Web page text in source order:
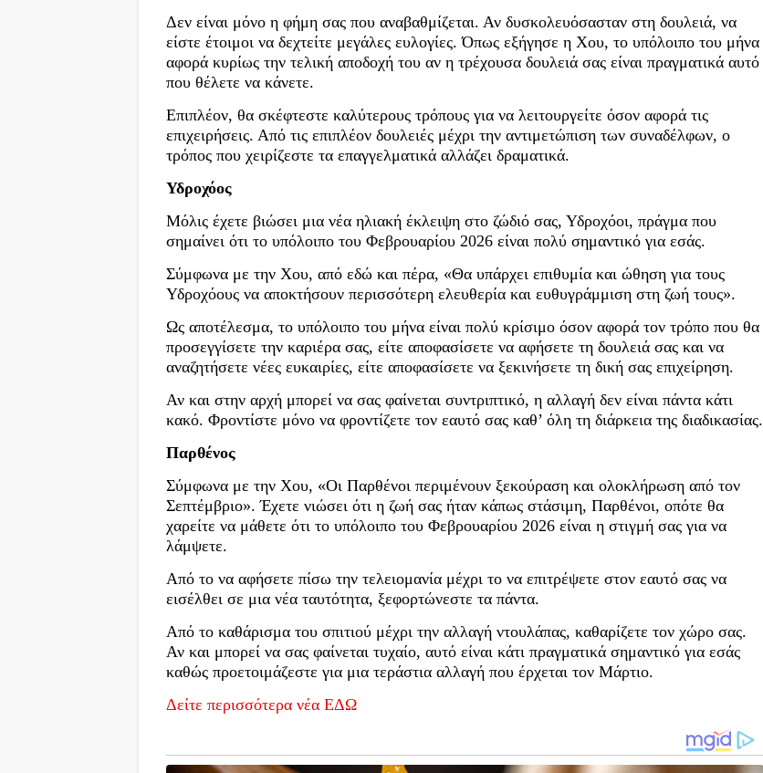
Δεν είναι μόνο η φήμη σας που αναβαθμίζεται. Αν δυσκολευόσασταν στη δουλειά, να
είστε έτοιμοι να δεχτείτε μεγάλες ευλογίες. Όπως εξήγησε η Χου, το υπόλοιπο του μήνα
αφορά κυρίως την τελική αποδοχή του αν η τρέχουσα δουλειά σας είναι πραγματικά αυτό
που θέλετε να κάνετε.
Επιπλέον, θα σκέφτεστε καλύτερους τρόπους για να λειτουργείτε όσον αφορά τις
επιχειρήσεις. Από τις επιπλέον δουλειές μέχρι την αντιμετώπιση των συναδέλφων, ο
τρόπος που χειρίζεστε τα επαγγελματικά αλλάζει δραματικά.
Υδροχόος
Μόλις έχετε βιώσει μια νέα ηλιακή έκλειψη στο ζώδιό σας, Υδροχόοι, πράγμα που
σημαίνει ότι το υπόλοιπο του Φεβρουαρίου 2026 είναι πολύ σημαντικό για εσάς.
Σύμφωνα με την Χου, από εδώ και πέρα, «Θα υπάρχει επιθυμία και ώθηση για τους
Υδροχόους να αποκτήσουν περισσότερη ελευθερία και ευθυγράμμιση στη ζωή τους».
Ως αποτέλεσμα, το υπόλοιπο του μήνα είναι πολύ κρίσιμο όσον αφορά τον τρόπο που θα
προσεγγίσετε την καριέρα σας, είτε αποφασίσετε να αφήσετε τη δουλειά σας και να
αναζητήσετε νέες ευκαιρίες, είτε αποφασίσετε να ξεκινήσετε τη δική σας επιχείρηση.
Αν και στην αρχή μπορεί να σας φαίνεται συντριπτικό, η αλλαγή δεν είναι πάντα κάτι
κακό. Φροντίστε μόνο να φροντίζετε τον εαυτό σας καθ’ όλη τη διάρκεια της διαδικασίας.
Παρθένος
Σύμφωνα με την Χου, «Οι Παρθένοι περιμένουν ξεκούραση και ολοκλήρωση από τον
Σεπτέμβριο». Έχετε νιώσει ότι η ζωή σας ήταν κάπως στάσιμη, Παρθένοι, οπότε θα
χαρείτε να μάθετε ότι το υπόλοιπο του Φεβρουαρίου 2026 είναι η στιγμή σας για να
λάμψετε.
Από το να αφήσετε πίσω την τελειομανία μέχρι το να επιτρέψετε στον εαυτό σας να
εισέλθει σε μια νέα ταυτότητα, ξεφορτώνεστε τα πάντα.
Από το καθάρισμα του σπιτιού μέχρι την αλλαγή ντουλάπας, καθαρίζετε τον χώρο σας.
Αν και μπορεί να σας φαίνεται τυχαίο, αυτό είναι κάτι πραγματικά σημαντικό για εσάς
καθώς προετοιμάζεστε για μια τεράστια αλλαγή που έρχεται τον Μάρτιο.
Δείτε περισσότερα νέα ΕΔΩ